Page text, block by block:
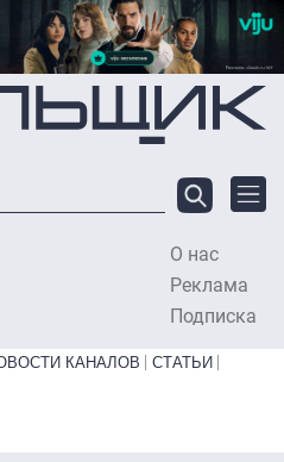
О нас
Реклама
Подписка
КАНАЛОВ
СТАТЬИ